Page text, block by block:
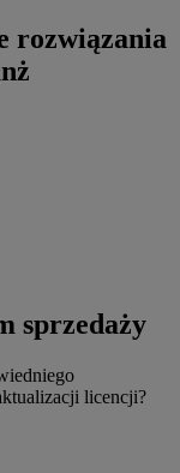
rozwiązania
sprzedaży
licencji?